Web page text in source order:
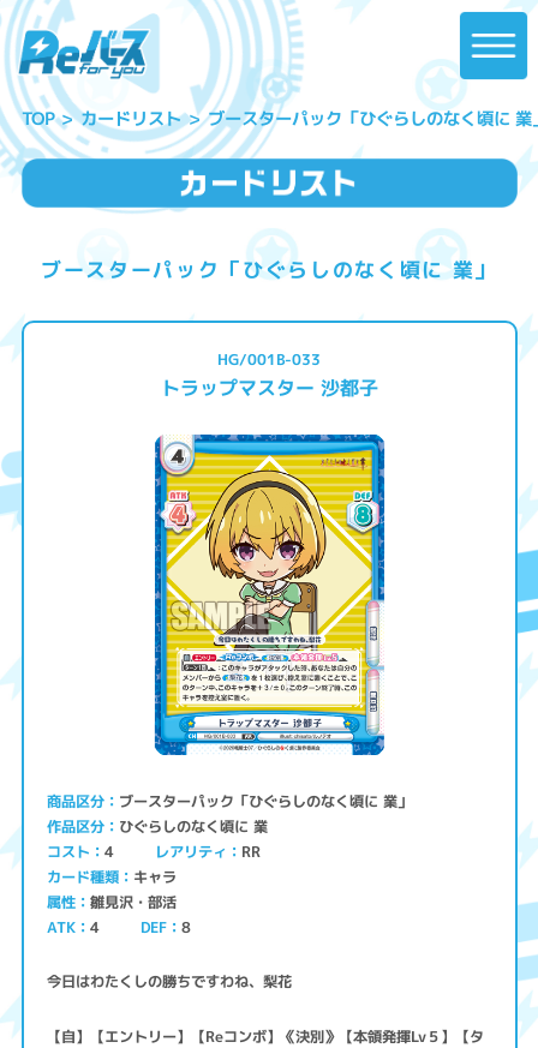
TOP カードリスト ブースターパック「ひぐらしのなく頃に 業
ブースターパック「ひぐらしのなく頃に 業」
HG/001B-033
トラップマスター 沙都子
商品区分 ブースターパック「ひぐらしのなく頃に 業」
作品区分 ひぐらしのなく頃に 業
コスト 4 レアリティ RR
カード種類 キャラ
属性 雛見沢・部活
ATK 4 DEF 8
今日はわたくしの勝ちですわね、梨花
【自】【エントリー】【Reコンボ】《決別》【本領発揮Lv５】【タ